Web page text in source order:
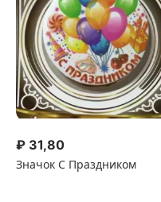
₽ 31,80
Значок С Праздником